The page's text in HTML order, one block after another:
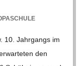
10. Jahr­gangs im
den